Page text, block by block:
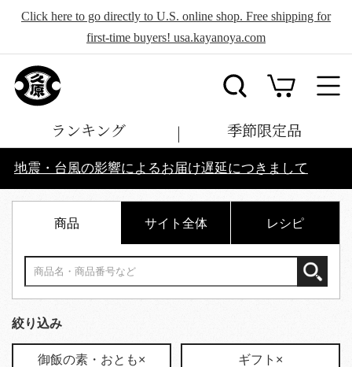
Click here to go directly to U.S. online shop. Free shipping for
first-time buyers! usa.kayanoya.com
ランキング 季節限定品
地震・台風の影響によるお届け遅延につきまして
商品 サイト全体 レシピ
絞り込み
御飯の素・おとも× ギフト×